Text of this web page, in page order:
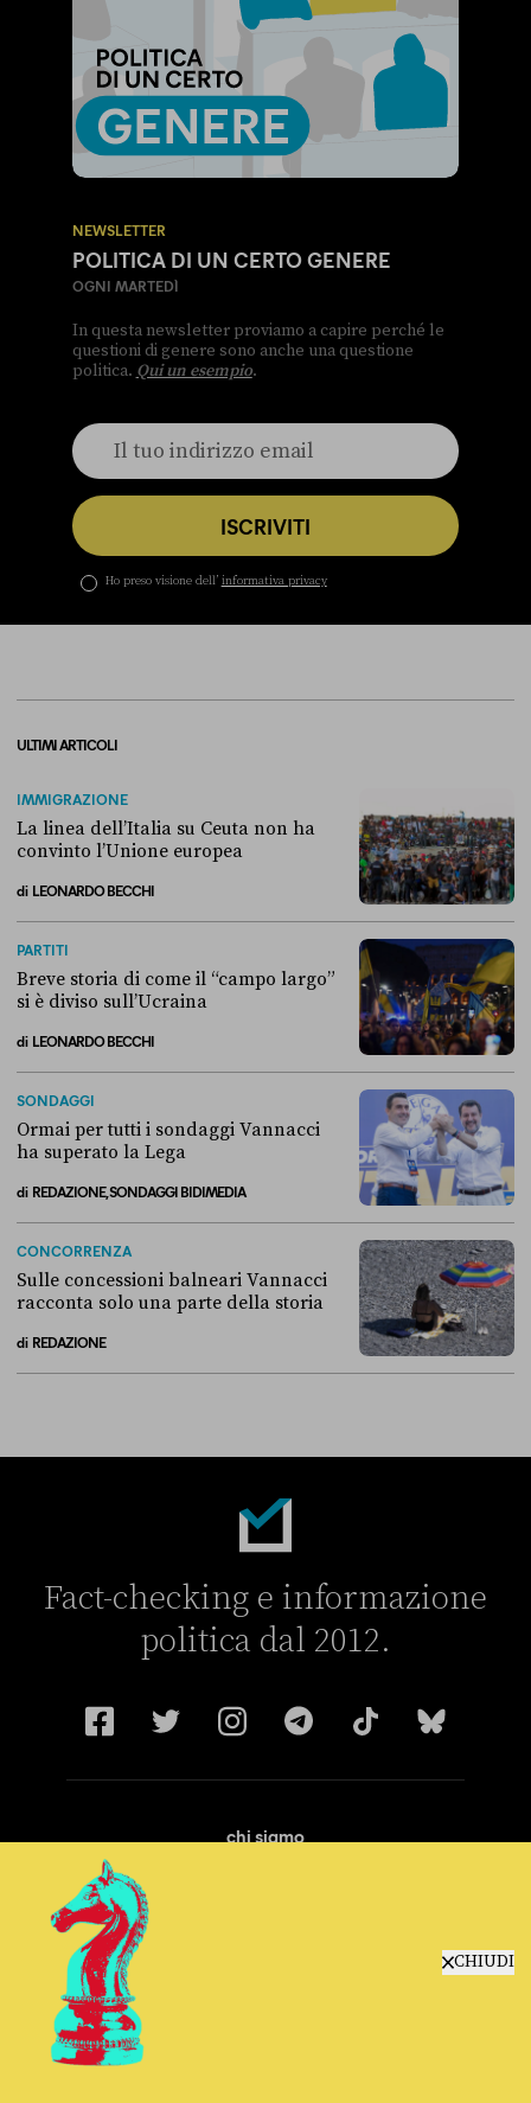
CHIUDI
NEWSLETTER
POLITICA DI UN CERTO GENERE
OGNI MARTEDÌ
In questa newsletter proviamo a capire perché le
questioni di genere sono anche una questione
politica. Qui un esempio.
ISCRIVITI
Ho preso visione dell’ informativa privacy
ULTIMI ARTICOLI
IMMIGRAZIONE
La linea dell’Italia su Ceuta non ha
convinto l’Unione europea
di LEONARDO BECCHI
PARTITI
Breve storia di come il “campo largo”
si è diviso sull’Ucraina
di LEONARDO BECCHI
SONDAGGI
Ormai per tutti i sondaggi Vannacci
ha superato la Lega
di REDAZIONE, SONDAGGI BIDIMEDIA
CONCORRENZA
Sulle concessioni balneari Vannacci
racconta solo una parte della storia
di REDAZIONE
Fact-checking e informazione
politica dal 2012.
chi siamo